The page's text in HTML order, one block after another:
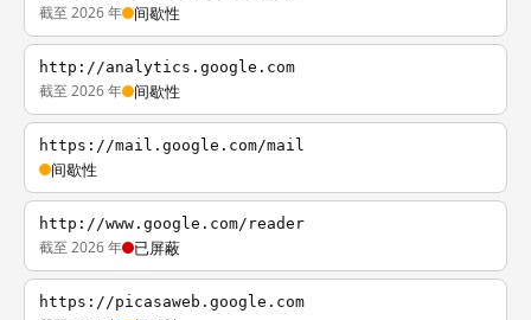
截至 2026 年 间歇性
http://analytics.google.com
截至 2026 年 间歇性
https://mail.google.com/mail
间歇性
http://www.google.com/reader
截至 2026 年 已屏蔽
https://picasaweb.google.com